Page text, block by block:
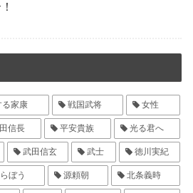
る家康 戦国武将 女性
信長 平安貴族 光る君へ
武田信玄 武士 徳川実紀
ぼう 源頼朝 北条義時